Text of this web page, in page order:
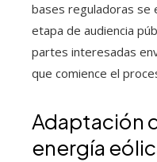
bases reguladoras se
etapa de audiencia
partes interesadas
que comience el
Adaptación
energía